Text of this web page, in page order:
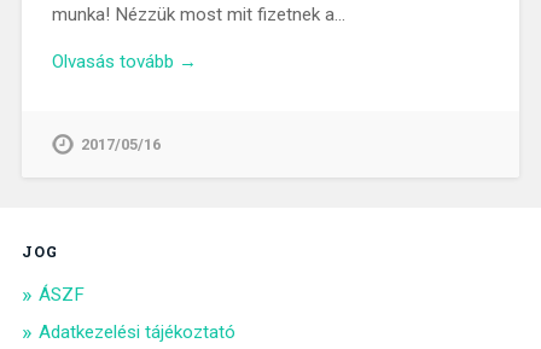
munka! Nézzük most mit fizetnek a…
Olvasás tovább →
2017/05/16
JOG
ÁSZF
Adatkezelési tájékoztató